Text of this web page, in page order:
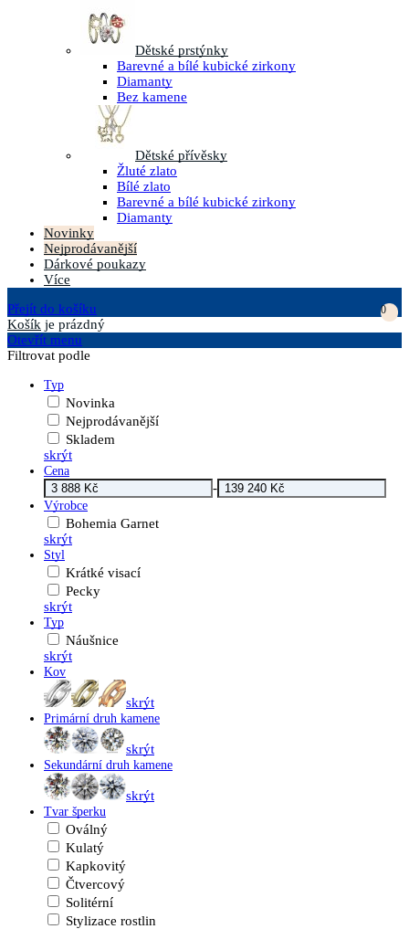
Dětské prstýnky
Barevné a bílé kubické zirkony
Diamanty
Bez kamene
Dětské přívěsky
Žluté zlato
Bílé zlato
Barevné a bílé kubické zirkony
Diamanty
Novinky
Nejprodávanější
Dárkové poukazy
Více
Přejít do košíku
0
Košík je prázdný
Otevřít menu
Filtrovat podle
Typ
Novinka
Nejprodávanější
Skladem
skrýt
Cena
-
Výrobce
Bohemia Garnet
skrýt
Styl
Krátké visací
Pecky
skrýt
Typ
Náušnice
skrýt
Kov
skrýt
Primární druh kamene
skrýt
Sekundární druh kamene
skrýt
Tvar šperku
Oválný
Kulatý
Kapkovitý
Čtvercový
Solitérní
Stylizace rostlin